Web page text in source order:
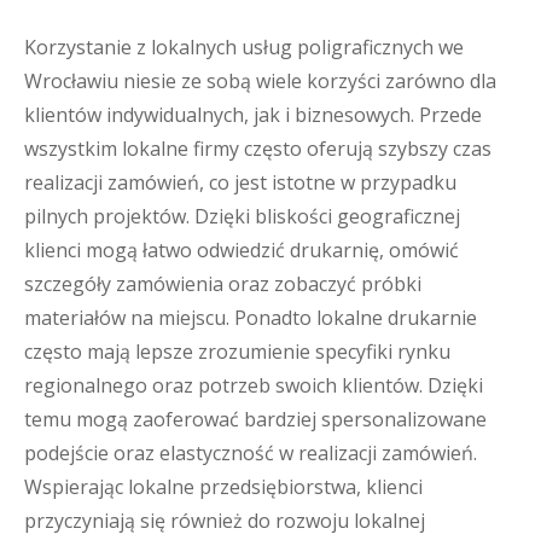
Korzystanie z lokalnych usług poligraficznych we
Wrocławiu niesie ze sobą wiele korzyści zarówno dla
klientów indywidualnych, jak i biznesowych. Przede
wszystkim lokalne firmy często oferują szybszy czas
realizacji zamówień, co jest istotne w przypadku
pilnych projektów. Dzięki bliskości geograficznej
klienci mogą łatwo odwiedzić drukarnię, omówić
szczegóły zamówienia oraz zobaczyć próbki
materiałów na miejscu. Ponadto lokalne drukarnie
często mają lepsze zrozumienie specyfiki rynku
regionalnego oraz potrzeb swoich klientów. Dzięki
temu mogą zaoferować bardziej spersonalizowane
podejście oraz elastyczność w realizacji zamówień.
Wspierając lokalne przedsiębiorstwa, klienci
przyczyniają się również do rozwoju lokalnej